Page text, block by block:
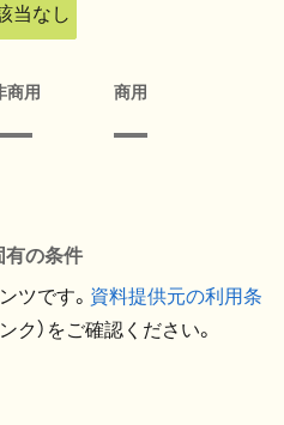
当なし
商用 商用
有の条件
ツです。 資料提供元の利用条
ク）をご確認ください。